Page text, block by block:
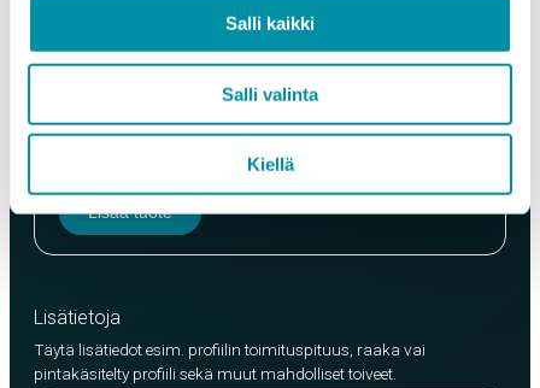
Salli kaikki
Salli valinta
Kiellä
EN AW-6063 (min. 250kg)
Lisää tuote
Lisätietoja
Täytä lisätiedot esim. profiilin toimituspituus, raaka vai
pintakäsitelty profiili sekä muut mahdolliset toiveet.